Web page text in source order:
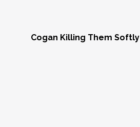
Cogan Killing Them Softly